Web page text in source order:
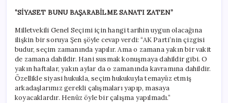
“SİYASET BUNU BAŞARABİLME SANATI ZATEN”
Milletvekili Genel Seçimi için hangi tarihin uygun olacağına
ilişkin bir soruya Şen şöyle cevap verdi: “AK Parti’nin çizgisi
budur, seçim zamanında yapılır. Ama o zamana yakın bir vakit
de zamana dahildir. Hani susmak konuşmaya dahildir gibi. O
yakın haftalar, yakın aylar da o zamanında kavramına dahildir.
Özellikle siyasi hukukla, seçim hukukuyla temayüz etmiş
arkadaşlarımız gerekli çalışmaları yapıp, masaya
koyacaklardır. Henüz öyle bir çalışma yapılmadı.”